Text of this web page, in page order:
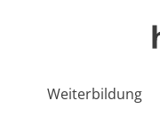
Weiterbildung